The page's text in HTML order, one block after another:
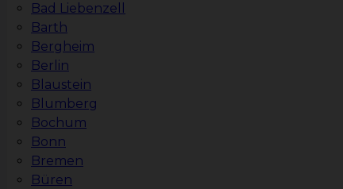
Bad Liebenzell
Barth
Bergheim
Berlin
Blaustein
Blumberg
Bochum
Bonn
Bremen
Büren